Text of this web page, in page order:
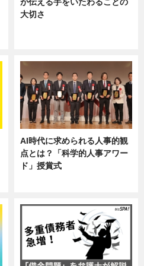
が伝える手をいたわることの
大切さ
AI時代に求められる人事的観
点とは？「科学的人事アワー
ド」授賞式